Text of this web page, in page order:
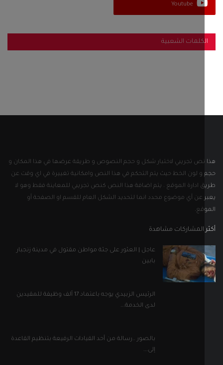
Youtube
الشعبية
تجريبي لاختبار شكل و حجم النصوص و طريقة عرضها في هذا المكان و
لون الخط حيث يتم التحكم في هذا النص وامكانية تغييرة في اي وقت عن
ادارة الموقع . يتم اضافة هذا النص كنص تجريبي للمعاينة فقط وهو لا
عن أي موضوع محدد انما لتحديد الشكل العام للقسم او الصفحة أو
المشاركات مشاهدة
عاجل | العثور على جثة مواطن مقتول في مدينة زنجبار
بابين
الرئيس الزبيدي يوجه باعتماد 17 ألف وظيفة للمقيدين
لدى الخدمة...
بالصور ..رسالة من أحد القيادات الرفيعة بتنظيم القاعدة